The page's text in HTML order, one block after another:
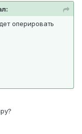
оперировать